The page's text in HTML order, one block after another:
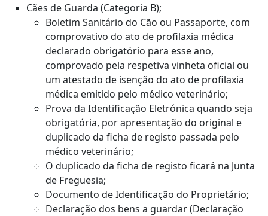
Cães de Guarda (Categoria B);
Boletim Sanitário do Cão ou Passaporte, com
comprovativo do ato de profilaxia médica
declarado obrigatório para esse ano,
comprovado pela respetiva vinheta oficial ou
um atestado de isenção do ato de profilaxia
médica emitido pelo médico veterinário;
Prova da Identificação Eletrónica quando seja
obrigatória, por apresentação do original e
duplicado da ficha de registo passada pelo
médico veterinário;
O duplicado da ficha de registo ficará na Junta
de Freguesia;
Documento de Identificação do Proprietário;
Declaração dos bens a guardar (Declaração